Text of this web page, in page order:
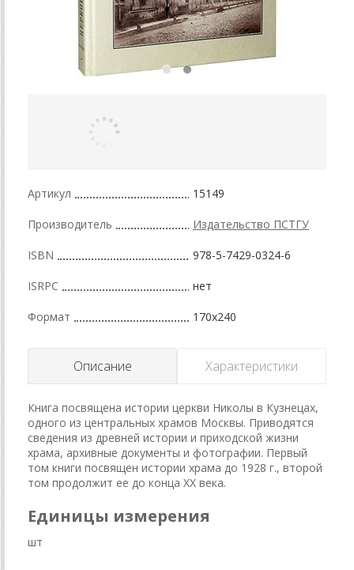
Артикул 15149
Производитель Издательство ПСТГУ
ISBN 978-5-7429-0324-6
ISRPC нет
Формат 170x240
Описание Характеристики
Книга посвящена истории церкви Николы в Кузнецах,
одного из центральных храмов Москвы. Приводятся
сведения из древней истории и приходской жизни
храма, архивные документы и фотографии. Первый
том книги посвящен истории храма до 1928 г., второй
том продолжит ее до конца XX века.
Единицы измерения
шт